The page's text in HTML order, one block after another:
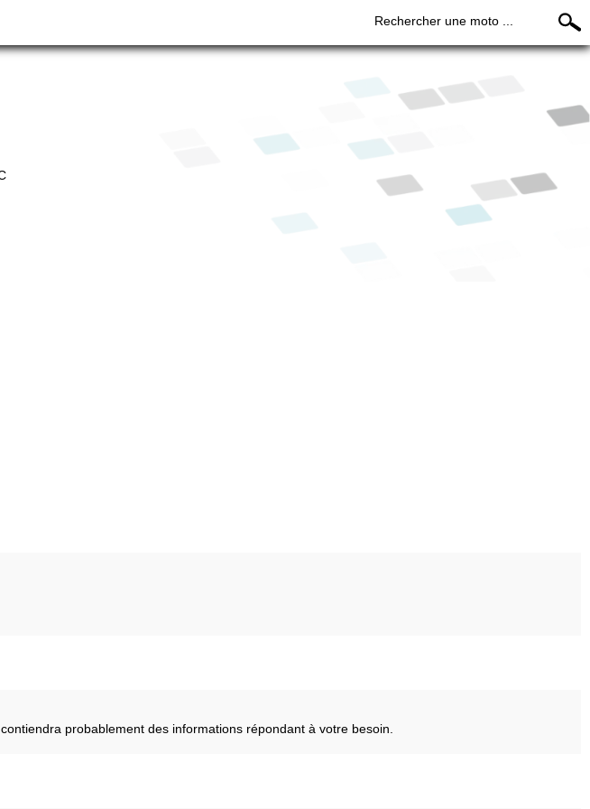
Rechercher une moto ...
contiendra probablement des informations répondant à votre besoin.